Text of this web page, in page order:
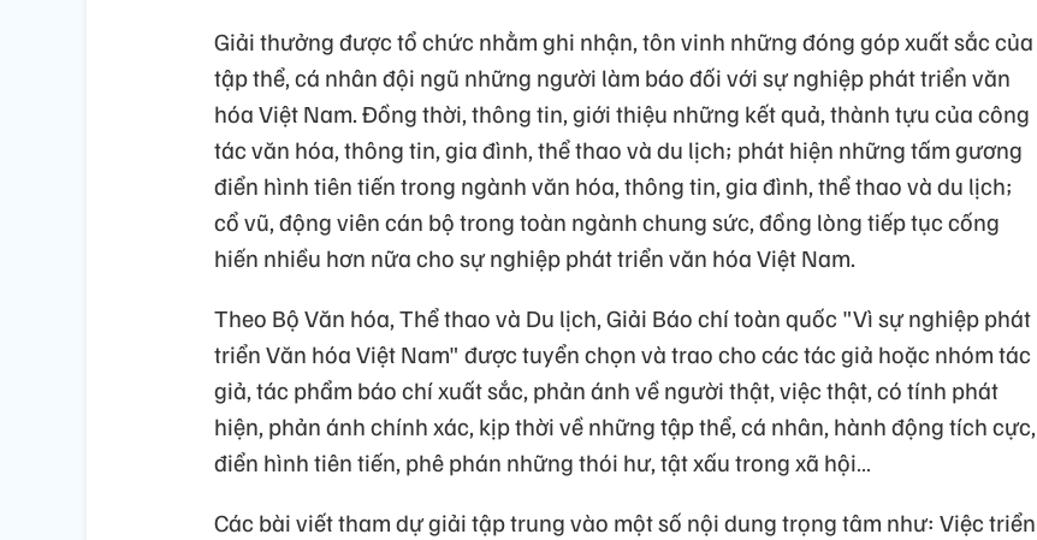
Giải thưởng được tổ chức nhằm ghi nhận, tôn vinh những đóng góp xuất sắc của
tập thể, cá nhân đội ngũ những người làm báo đối với sự nghiệp phát triển văn
hóa Việt Nam. Đồng thời, thông tin, giới thiệu những kết quả, thành tựu của công
tác văn hóa, thông tin, gia đình, thể thao và du lịch; phát hiện những tấm gương
điển hình tiên tiến trong ngành văn hóa, thông tin, gia đình, thể thao và du lịch;
cổ vũ, động viên cán bộ trong toàn ngành chung sức, đồng lòng tiếp tục cống
hiến nhiều hơn nữa cho sự nghiệp phát triển văn hóa Việt Nam.
Theo Bộ Văn hóa, Thể thao và Du lịch, Giải Báo chí toàn quốc "Vì sự nghiệp phát
triển Văn hóa Việt Nam" được tuyển chọn và trao cho các tác giả hoặc nhóm tác
giả, tác phẩm báo chí xuất sắc, phản ánh về người thật, việc thật, có tính phát
hiện, phản ánh chính xác, kịp thời về những tập thể, cá nhân, hành động tích cực,
điển hình tiên tiến, phê phán những thói hư, tật xấu trong xã hội…
Các bài viết tham dự giải tập trung vào một số nội dung trọng tâm như: Việc triển